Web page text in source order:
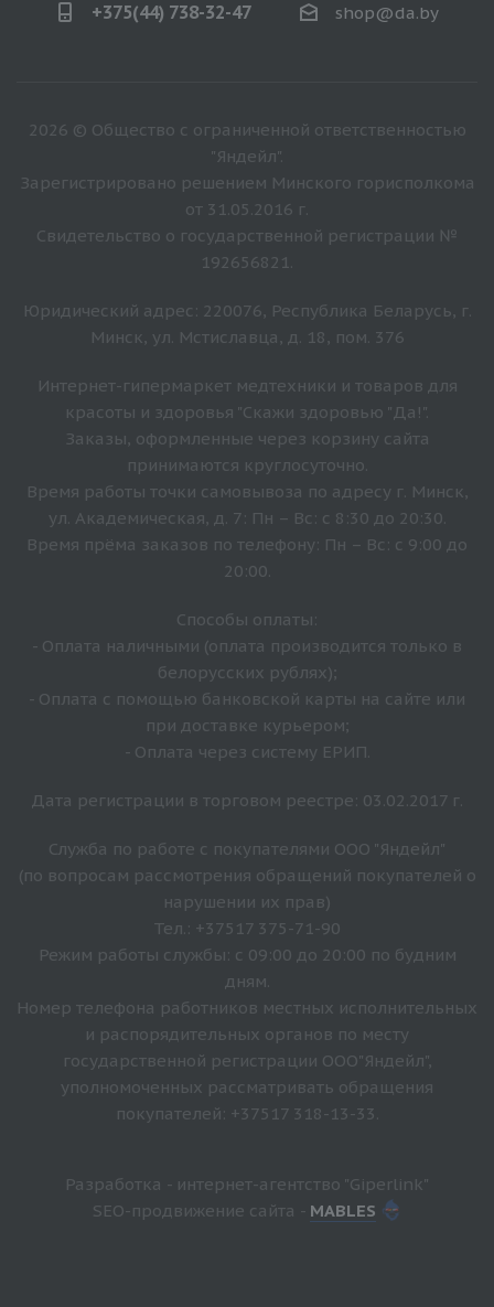
+375(44) 738-32-47 shop@da.by
2026 © Общество с ограниченной ответственностью
"Яндейл".
Зарегистрировано решением Минского горисполкома
от 31.05.2016 г.
Свидетельство о государственной регистрации №
192656821.
Юридический адрес: 220076, Республика Беларусь, г.
Минск, ул. Мстиславца, д. 18, пом. 376
Интернет-гипермаркет медтехники и товаров для
красоты и здоровья "Скажи здоровью "Да!".
Заказы, оформленные через корзину сайта
принимаются круглосуточно.
Время работы точки самовывоза по адресу г. Минск,
ул. Академическая, д. 7: Пн – Вс: с 8:30 до 20:30.
Время прёма заказов по телефону: Пн – Вс: с 9:00 до
20:00.
Способы оплаты:
- Оплата наличными (оплата производится только в
белорусских рублях);
- Оплата с помощью банковской карты на сайте или
при доставке курьером;
- Оплата через систему ЕРИП.
Дата регистрации в торговом реестре: 03.02.2017 г.
Служба по работе с покупателями ООО "Яндейл"
(по вопросам рассмотрения обращений покупателей о
нарушении их прав)
Тел.: +37517 375-71-90
Режим работы службы: с 09:00 до 20:00 по будним
дням.
Номер телефона работников местных исполнительных
и распорядительных органов по месту
государственной регистрации ООО"Яндейл",
уполномоченных рассматривать обращения
покупателей: +37517 318-13-33.
Разработка - интернет-агентство "Giperlink"
SEO-продвижение сайта - MABLES